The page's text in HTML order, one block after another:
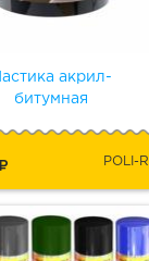
акрил-
битумная
POLI-R